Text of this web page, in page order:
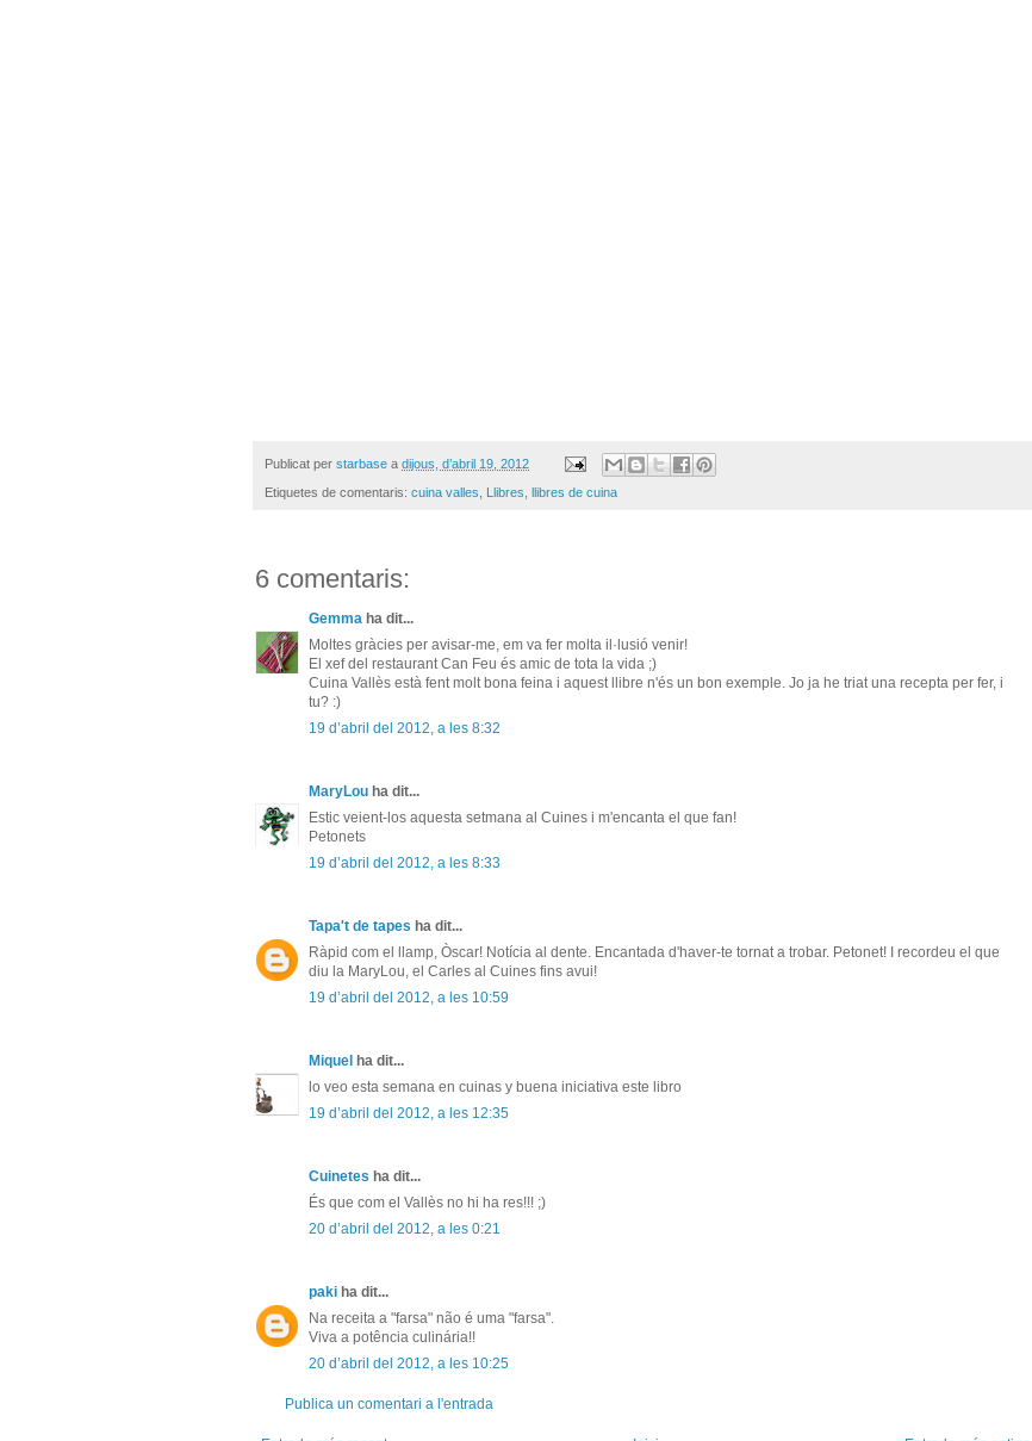
Publicat per starbase a dijous, d’abril 19, 2012
Etiquetes de comentaris: cuina valles Llibres llibres de cuina
6 comentaris:
Gemma ha dit...
Moltes gràcies per avisar-me, em va fer molta il·lusió venir!
El xef del restaurant Can Feu és amic de tota la vida ;)
Cuina Vallès està fent molt bona feina i aquest llibre n'és un bon exemple. Jo ja he triat una recepta per fer, i
tu? :)
19 d’abril del 2012, a les 8:32
MaryLou ha dit...
Estic veient-los aquesta setmana al Cuines i m'encanta el que fan!
Petonets
19 d’abril del 2012, a les 8:33
Tapa't de tapes ha dit...
Ràpid com el llamp, Òscar! Notícia al dente. Encantada d'haver-te tornat a trobar. Petonet! I recordeu el que
diu la MaryLou, el Carles al Cuines fins avui!
19 d’abril del 2012, a les 10:59
Miquel ha dit...
lo veo esta semana en cuinas y buena iniciativa este libro
19 d’abril del 2012, a les 12:35
Cuinetes ha dit...
És que com el Vallès no hi ha res!!! ;)
20 d’abril del 2012, a les 0:21
paki ha dit...
Na receita a "farsa" não é uma "farsa".
Viva a potência culinária!!
20 d’abril del 2012, a les 10:25
Publica un comentari a l'entrada